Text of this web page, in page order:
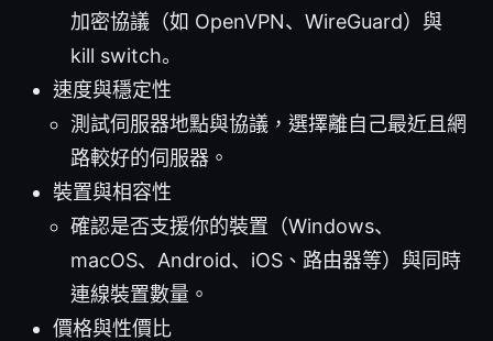
加密協議（如 OpenVPN、WireGuard）與
kill switch。
速度與穩定性
測試伺服器地點與協議，選擇離自己最近且網
路較好的伺服器。
裝置與相容性
確認是否支援你的裝置（Windows、
macOS、Android、iOS、路由器等）與同時
連線裝置數量。
價格與性價比